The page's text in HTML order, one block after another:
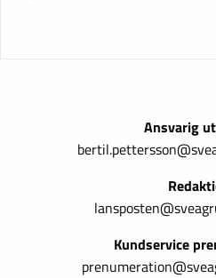
Ansvarig
Kundservice